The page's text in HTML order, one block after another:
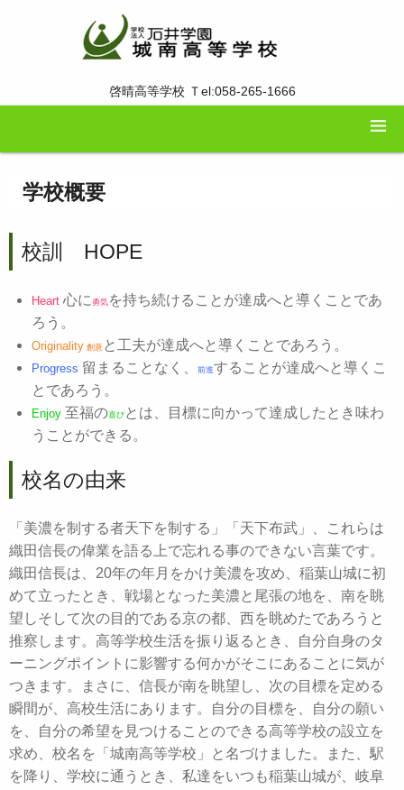
啓晴高等学校 Ｔel:058-265-1666
学校概要
校訓 HOPE
Heart 心に 勇気 を持ち続けることが達成へと導くことであ
ろう。
Originality 創意 と工夫が達成へと導くことであろう。
Progress 留まることなく、 前進することが達成へと導くこ
とであろう。
Enjoy 至福の喜び とは、目標に向かって達成したとき味わ
うことができる。
校名の由来
「美濃を制する者天下を制する」「天下布武」、これらは
織田信長の偉業を語る上で忘れる事のできない言葉です。
織田信長は、20年の年月をかけ美濃を攻め、稲葉山城に初
めて立ったとき、戦場となった美濃と尾張の地を、南を眺
望しそして次の目的である京の都、西を眺めたであろうと
推察します。高等学校生活を振り返るとき、自分自身のタ
ーニングポイントに影響する何かがそこにあることに気が
つきます。まさに、信長が南を眺望し、次の目標を定める
瞬間が、高校生活にあります。自分の目標を、自分の願い
を、自分の希望を見つけることのできる高等学校の設立を
求め、校名を「城南高等学校」と名づけました。また、駅
を降り、学校に通うとき、私達をいつも稲葉山城が、岐阜